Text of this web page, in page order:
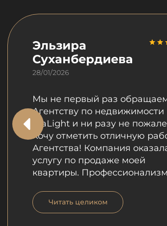
Эльзира
Суханбердиева
28/01/2026
Мы не первый раз
Агентству по недвижимости
RiaLight и ни разу не
Хочу отметить отличную
Агентства! Компания
услугу по продаже моей
квартиры. Профессионализм
были внимательны,
все мои пожелания не
Читать целиком